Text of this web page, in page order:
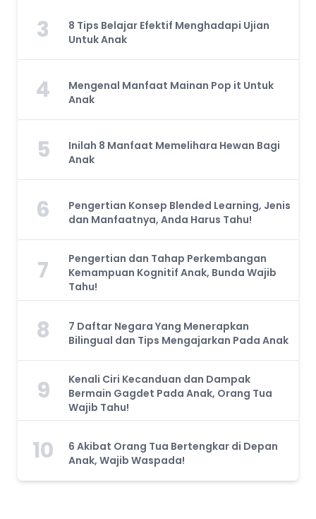
3
8 Tips Belajar Efektif Menghadapi Ujian
Untuk Anak
4
Mengenal Manfaat Mainan Pop it Untuk
Anak
5
Inilah 8 Manfaat Memelihara Hewan Bagi
Anak
6
Pengertian Konsep Blended Learning, Jenis
dan Manfaatnya, Anda Harus Tahu!
7
Pengertian dan Tahap Perkembangan
Kemampuan Kognitif Anak, Bunda Wajib
Tahu!
8
7 Daftar Negara Yang Menerapkan
Bilingual dan Tips Mengajarkan Pada Anak
9
Kenali Ciri Kecanduan dan Dampak
Bermain Gagdet Pada Anak, Orang Tua
Wajib Tahu!
10
6 Akibat Orang Tua Bertengkar di Depan
Anak, Wajib Waspada!